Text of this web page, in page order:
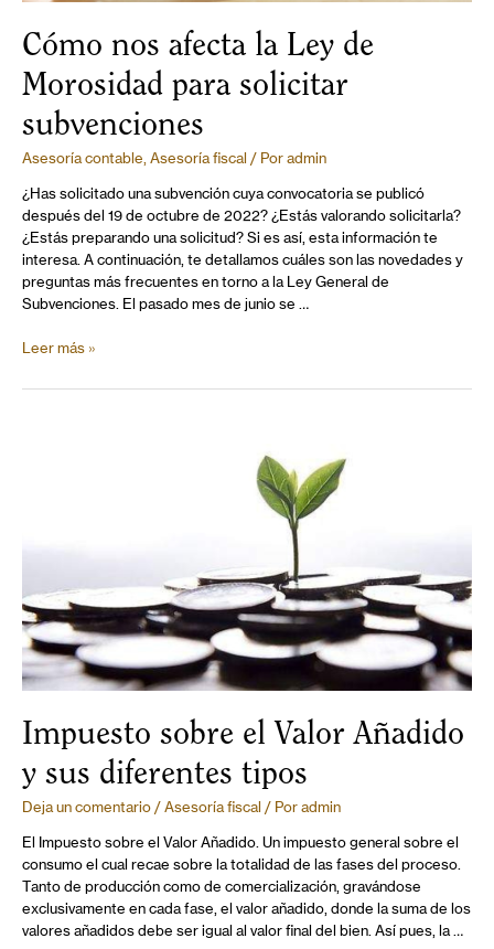
Cómo nos afecta la Ley de
Morosidad para solicitar
subvenciones
Asesoría contable Asesoría fiscal / Por admin
¿Has solicitado una subvención cuya convocatoria se publicó
después del 19 de octubre de 2022? ¿Estás valorando solicitarla?
¿Estás preparando una solicitud? Si es así, esta información te
interesa. A continuación, te detallamos cuáles son las novedades y
preguntas más frecuentes en torno a la Ley General de
Subvenciones. El pasado mes de junio se …
Leer más »
Impuesto sobre el Valor Añadido
y sus diferentes tipos
Deja un comentario / Asesoría fiscal / Por admin
El Impuesto sobre el Valor Añadido. Un impuesto general sobre el
consumo el cual recae sobre la totalidad de las fases del proceso.
Tanto de producción como de comercialización, gravándose
exclusivamente en cada fase, el valor añadido, donde la suma de los
valores añadidos debe ser igual al valor final del bien. Así pues, la …